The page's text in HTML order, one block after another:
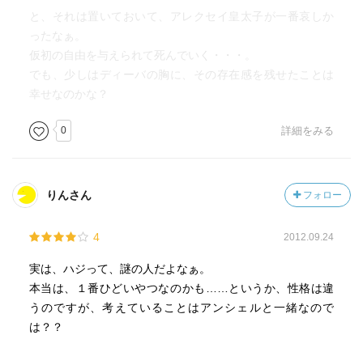
と、それは置いておいて、アレクセイ皇太子が一番哀しか
ったなぁ。
仮初の自由を与えられて死んでいく・・・。
でも、少しはディーバの胸に、その存在感を残せたことは
幸せなのかな？
0 詳細をみる
りんさん フォロー
4 2012.09.24
実は、ハジって、謎の人だよなぁ。
本当は、１番ひどいやつなのかも……というか、性格は違
うのですが、考えていることはアンシェルと一緒なので
は？？